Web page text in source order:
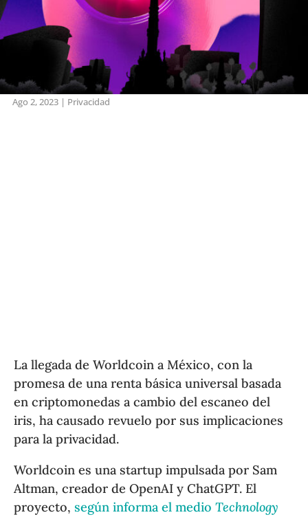
Ago 2, 2023| Privacidad
La llegada de Worldcoin a México, con la
promesa de una renta básica universal basada
en criptomonedas a cambio del escaneo del
iris, ha causado revuelo por sus implicaciones
para la privacidad.
Worldcoin es una startup impulsada por Sam
Altman, creador de OpenAI y ChatGPT. El
proyecto, según informa el medioTechnology